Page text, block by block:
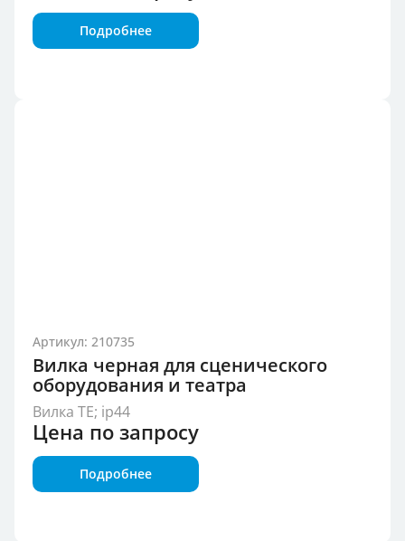
Подробнее
Артикул: 210735
Вилка черная для сценического
оборудования и театра
Вилка TE; ip44
Цена по запросу
Подробнее